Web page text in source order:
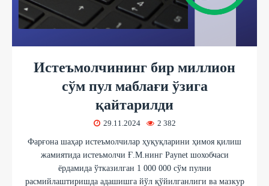
Истеъмолчининг бир миллион
сўм пул маблағи ўзига
қайтарилди
29.11.2024 2 382
Фарғона шаҳар истеъмолчилар ҳуқуқларини ҳимоя қилиш
жамиятида истеъмолчи Ғ.М.нинг Paynet шохобчаси
ёрдамида ўтказилган 1 000 000 сўм пулни
расмийлаштиришда адашишга йўл қўйилганлиги ва мазкур